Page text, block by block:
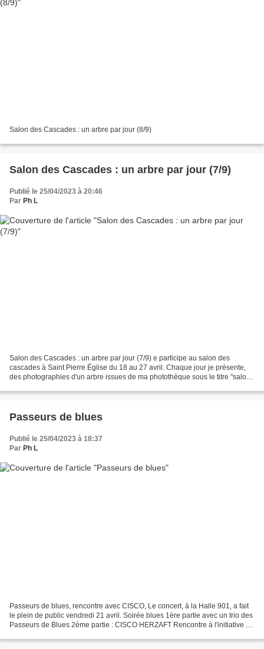
Salon des Cascades : un arbre par jour (8/9)
Salon des Cascades : un arbre par jour (7/9)
Publié le 25/04/2023 à 20:46
Par Ph L
Salon des Cascades : un arbre par jour (7/9) e participe au salon des
cascades à Saint Pierre Église du 18 au 27 avril. Chaque jour je présente,
des photographies d'un arbre issues de ma photothèque sous le titre "salon
Passeurs de blues
Publié le 25/04/2023 à 18:37
Par Ph L
Passeurs de blues, rencontre avec CISCO, Le concert, à la Halle 901, a fait
le plein de public vendredi 21 avril. Soirée blues 1ère partie avec un trio des
Passeurs de Blues 2ème partie : CISCO HERZAFT Rencontre à l'initiative de